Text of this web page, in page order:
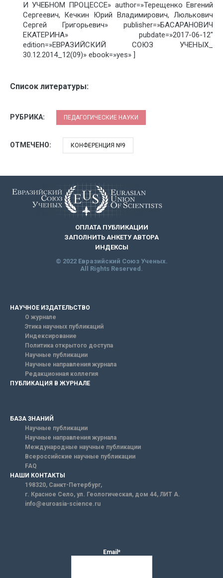
И УЧЕБНОМ ПРОЦЕССЕ» author=»Терещенко Евгений
Сергеевич, Кечкин Юрий Владимирович, Люлькович
Сергей Григорьевич» publisher=»БАСАРАНОВИЧ
ЕКАТЕРИНА» pubdate=»2017-06-12″
edition=»ЕВРАЗИЙСКИЙ СОЮЗ УЧЕНЫХ_
30.12.2014_12(09)» ebook=»yes» ]
Список литературы:
РУБРИКА: ПЕДАГОГИЧЕСКИЕ НАУКИ
ОТМЕЧЕНО: КОНФЕРЕНЦИЯ №9
ОПЛАТА ПУБЛИКАЦИИ
ЗАПОЛНИТЬ АНКЕТУ АВТОРА
ИНДЕКСЫ
© 2022 Евразийский Союз Ученых.
All Rights Reserved.
НАУЧНОЕ ИЗДАТЕЛЬСТВО
О журнале
Этика научных публикаций
Индексирование
Политика открытого доступа
Научные публикации
Научные направления журнала
Редакционная коллегия
ПУБЛИКАЦИЯ В ЖУРНАЛЕ
БАЗА ЗНАНИЙ
Научные публикации
Научные направления журнала
Международные научные публикации
Всероссийские научные публикации
FAQ
НАШИ КОНТАКТЫ
198320, Санкт-Петербург,
г. Красное Село, ул. Геологическая, дом 44, ЛИТ А.
info@euroasia-science.ru
Email*